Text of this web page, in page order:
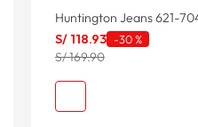
Huntington Jeans 621-
S/ 118.93 -30 %
S/ 169.90